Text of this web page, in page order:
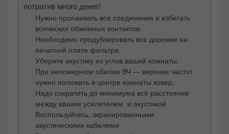
потратив много денег!
Нужно пропаивать все соединения и избегать
всяческих обжимных контактов.
Необходимо продублировать все дорожки на
печатной плате фильтра
Уберите акустику из углов вашей комнаты.
При непомерном обилии ВЧ — верхних частот
нужно положить в центре комнаты ковер,
Надо сократить до минимума всё расстояние
между вашим усилителем и акустикой
Воспользуйтесь, экранированными
акустическими кабелями